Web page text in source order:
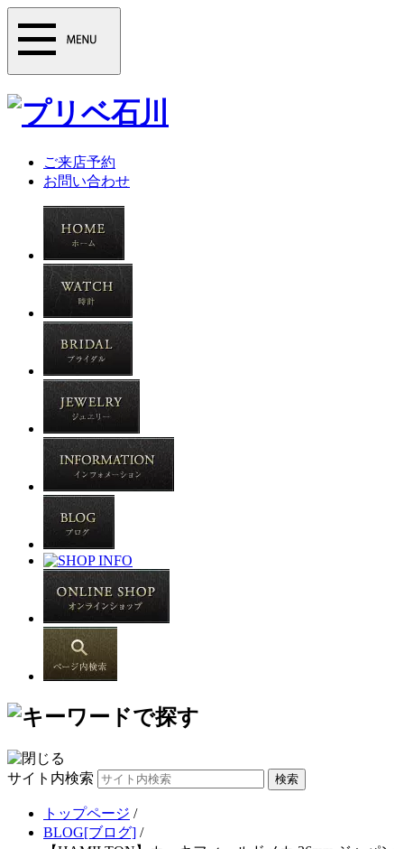
ご来店予約
お問い合わせ
サイト内検索
トップページ /
BLOG[ブログ] /